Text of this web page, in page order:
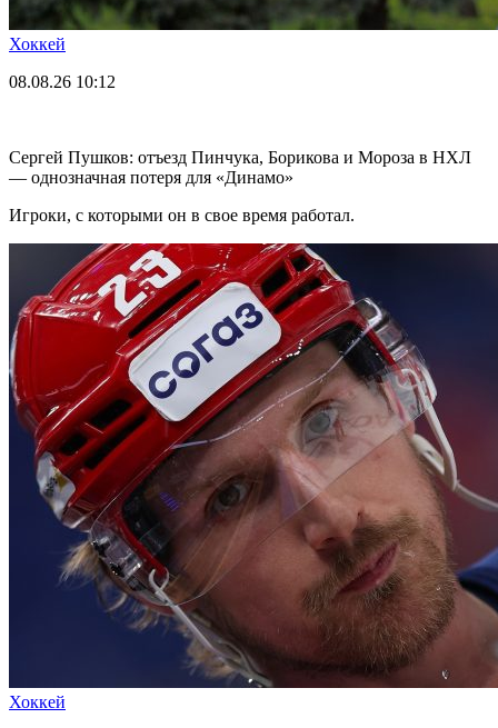
Хоккей
08.08.26 10:12
Сергей Пушков: отъезд Пинчука, Борикова и Мороза в НХЛ
— однозначная потеря для «Динамо»
Игроки, с которыми он в свое время работал.
Хоккей